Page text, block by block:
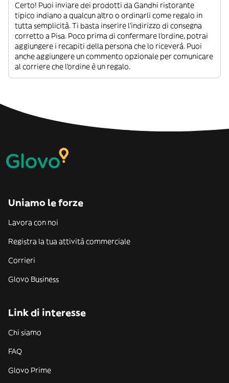
Certo! Puoi inviare dei prodotti da Gandhi ristorante
tipico indiano a qualcun altro o ordinarli come regalo in
tutta semplicità. Ti basta inserire l’indirizzo di consegna
corretto a Pisa. Poco prima di confermare l’ordine, potrai
aggiungere i recapiti della persona che lo riceverà. Puoi
anche aggiungere un commento opzionale per comunicare
al corriere che l’ordine è un regalo.
Uniamo le forze
Lavora con noi
Registra la tua attività commerciale
Corrieri
Glovo Business
Link di interesse
Chi siamo
FAQ
Glovo Prime